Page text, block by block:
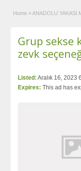
Home » ANADOLU YAKASI
Grup sekse
zevk
Listed: Aralık 16, 2023
Expires: This ad has